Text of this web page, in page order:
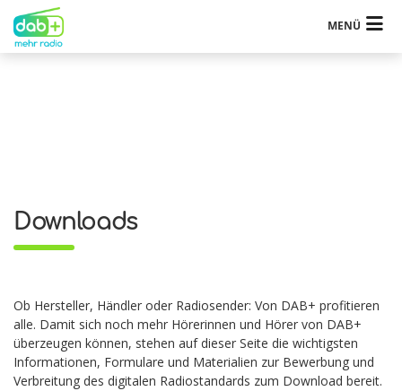
MENÜ
Downloads
Ob Hersteller, Händler oder Radiosender: Von DAB+ profitieren
alle. Damit sich noch mehr Hörerinnen und Hörer von DAB+
überzeugen können, stehen auf dieser Seite die wichtigsten
Informationen, Formulare und Materialien zur Bewerbung und
Verbreitung des digitalen Radiostandards zum Download bereit.